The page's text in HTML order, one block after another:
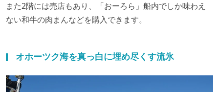
また2階には売店もあり、「おーろら」船内でしか味わえ
ない和牛の肉まんなどを購入できます。
オホーツク海を真っ白に埋め尽くす流氷